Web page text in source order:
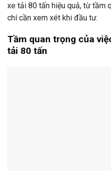
xe tải 80 tấn hiệu quả, từ tầm
chí cần xem xét khi đầu tư.
Tầm quan trọng của
tải 80 tấn